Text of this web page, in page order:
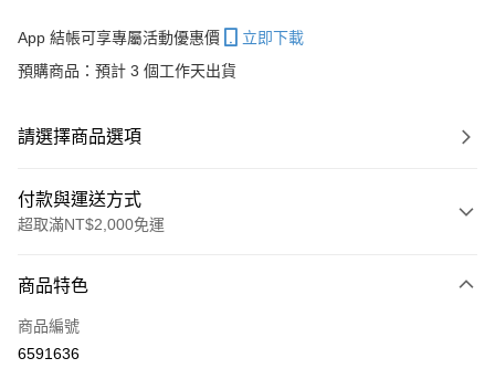
App 結帳可享專屬活動優惠價
立即下載
預購商品：預計 3 個工作天出貨
請選擇商品選項
付款與運送方式
超取滿NT$2,000免運
信用卡一次付款
超商取貨付款
商品特色
商品編號
6591636